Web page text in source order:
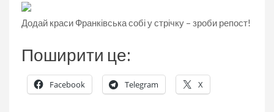
Додай краси Франківська собі у стрічку – зроби репост!
Поширити це:
Facebook Telegram X